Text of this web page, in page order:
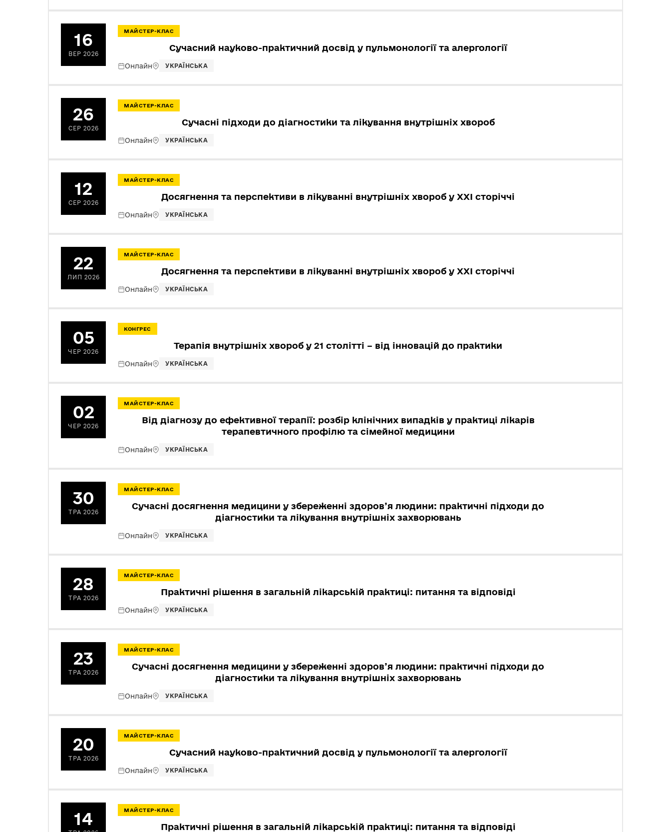
16
ВЕР 2026
МАЙСТЕР-КЛАС
Сучасний науково-практичний досвід у пульмонології та алергології
Онлайн УКРАЇНСЬКА
26
СЕР 2026
МАЙСТЕР-КЛАС
Сучасні підходи до діагностики та лікування внутрішніх хвороб
Онлайн УКРАЇНСЬКА
12
СЕР 2026
МАЙСТЕР-КЛАС
Досягнення та перспективи в лікуванні внутрішніх хвороб у XXI сторіччі
Онлайн УКРАЇНСЬКА
22
ЛИП 2026
МАЙСТЕР-КЛАС
Досягнення та перспективи в лікуванні внутрішніх хвороб у XXI сторіччі
Онлайн УКРАЇНСЬКА
05
ЧЕР 2026
КОНГРЕС
Терапія внутрішніх хвороб у 21 столітті – від інновацій до практики
Онлайн УКРАЇНСЬКА
02
ЧЕР 2026
МАЙСТЕР-КЛАС
Від діагнозу до ефективної терапії: розбір клінічних випадків у практиці лікарів
терапевтичного профілю та сімейної медицини
Онлайн УКРАЇНСЬКА
30
ТРА 2026
МАЙСТЕР-КЛАС
Сучасні досягнення медицини у збереженні здоров’я людини: практичні підходи до
діагностики та лікування внутрішніх захворювань
Онлайн УКРАЇНСЬКА
28
ТРА 2026
МАЙСТЕР-КЛАС
Практичні рішення в загальній лікарській практиці: питання та відповіді
Онлайн УКРАЇНСЬКА
23
ТРА 2026
МАЙСТЕР-КЛАС
Сучасні досягнення медицини у збереженні здоров’я людини: практичні підходи до
діагностики та лікування внутрішніх захворювань
Онлайн УКРАЇНСЬКА
20
ТРА 2026
МАЙСТЕР-КЛАС
Сучасний науково-практичний досвід у пульмонології та алергології
Онлайн УКРАЇНСЬКА
14 МАЙСТЕР-КЛАС
Практичні рішення в загальній лікарській практиці: питання та відповіді